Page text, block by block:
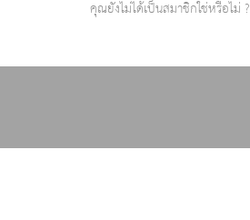
คุณยังไม่ได้เป็นสมาชิกใช่หรือไม่ ?